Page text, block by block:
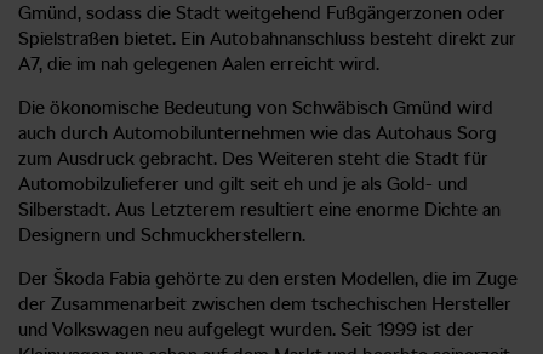
Gmünd, sodass die Stadt weitgehend Fußgängerzonen oder
Spielstraßen bietet. Ein Autobahnanschluss besteht direkt zur
A7, die im nah gelegenen Aalen erreicht wird.
Die ökonomische Bedeutung von Schwäbisch Gmünd wird
auch durch Automobilunternehmen wie das Autohaus Sorg
zum Ausdruck gebracht. Des Weiteren steht die Stadt für
Automobilzulieferer und gilt seit eh und je als Gold- und
Silberstadt. Aus Letzterem resultiert eine enorme Dichte an
Designern und Schmuckherstellern.
Der Škoda Fabia gehörte zu den ersten Modellen, die im Zuge
der Zusammenarbeit zwischen dem tschechischen Hersteller
und Volkswagen neu aufgelegt wurden. Seit 1999 ist der